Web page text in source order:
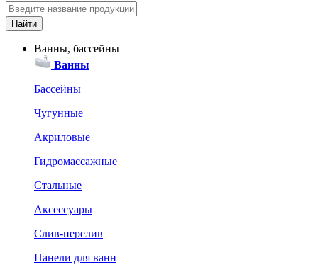
Ванны, бассейны
Ванны
Бассейны
Чугунные
Акриловые
Гидромассажные
Стальные
Аксессуары
Слив-перелив
Панели для ванн